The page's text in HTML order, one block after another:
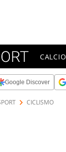
CALCIO
Google Discover
CICLISMO